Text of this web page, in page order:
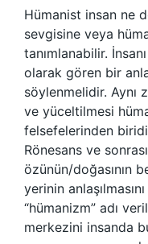
Hümanist insan ne
sevgisine veya
tanımlanabilir.
olarak gören bir
söylenmelidir. Aynı
ve yüceltilmesi
felsefelerinden
Rönesans ve
özünün/doğasının
yerinin
“hümanizm” adı
merkezini insanda